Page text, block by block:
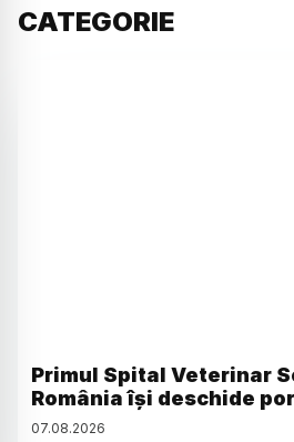
CATEGORIE
Primul Spital Veterinar
România își deschide
07.08.2026